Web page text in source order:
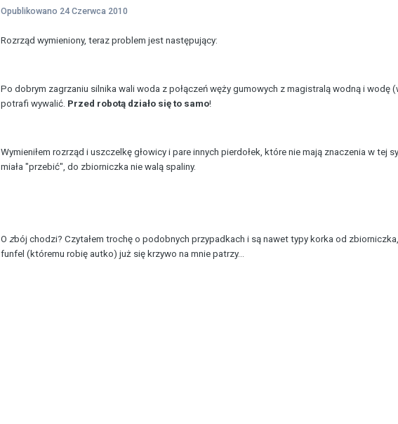
Opublikowano 24 Czerwca 2010
Rozrząd wymieniony, teraz problem jest następujący:
Po dobrym zagrzaniu silnika wali woda z połączeń węży gumowych z magistralą wodną i wodę
potrafi wywalić. Przed robotą działo się to samo!
Wymieniłem rozrząd i uszczelkę głowicy i pare innych pierdołek, które nie mają znaczenia w
miała "przebić", do zbiorniczka nie walą spaliny.
O zbój chodzi? Czytałem trochę o podobnych przypadkach i są nawet typy korka od
funfel (któremu robię autko) już się krzywo na mnie patrzy...